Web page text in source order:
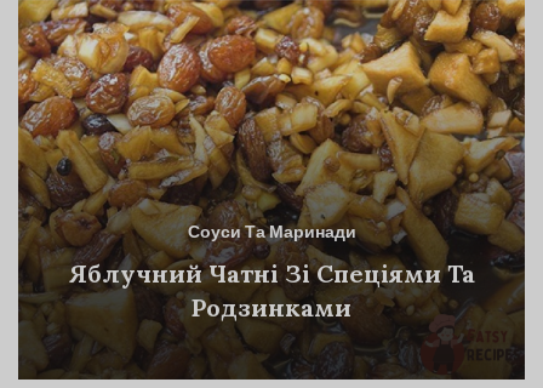
Соуси Та Маринади
Яблучний Чатні Зі Спеціями Та
Родзинками